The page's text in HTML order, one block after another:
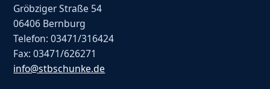
Gröbziger Straße 54
06406 Bernburg
Telefon: 03471/316424
Fax: 03471/626271
info@stbschunke.de